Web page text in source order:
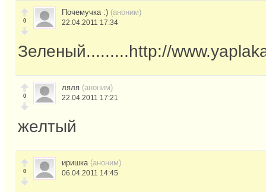
0
Почемучка :) (аноним)
22.04.2011 17:34
Зеленый.........http://
0
ляля (аноним)
22.04.2011 17:21
желтый
0
иришка (аноним)
06.04.2011 14:45